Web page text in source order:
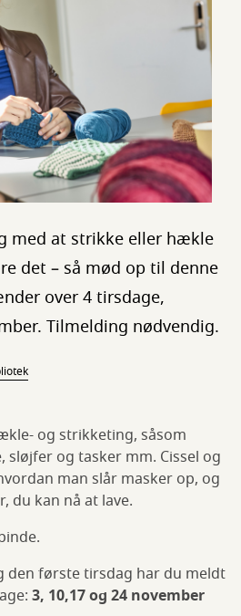
med at strikke eller hækle
det – så mød op til denne
over 4 tirsdage,
Tilmelding nødvendig.
og strikketing, såsom
sløjfer og tasker mm. Cissel og
man slår masker op, og
du kan nå at lave.
den første tirsdag har du meldt
3, 10,17 og 24 november